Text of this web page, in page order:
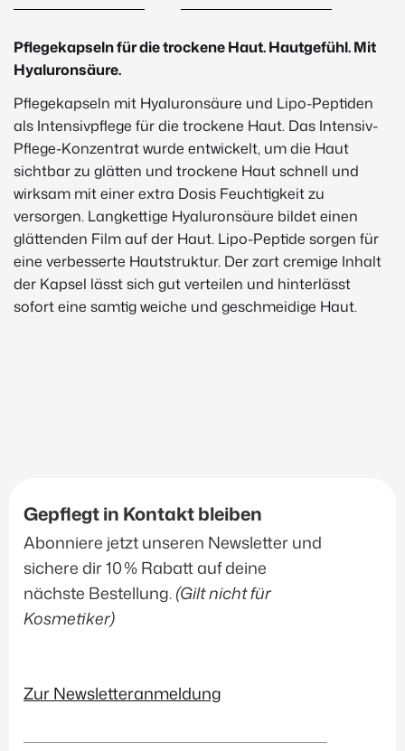
Beschreibung
Pflegekapseln für die trockene Haut. Hautgefühl. Mit
Hyaluronsäure.
Pflegekapseln mit Hyaluronsäure und Lipo-Peptiden
als Intensivpflege für die trockene Haut. Das Intensiv-
Pflege-Konzentrat wurde entwickelt, um die Haut
sichtbar zu glätten und trockene Haut schnell und
wirksam mit einer extra Dosis Feuchtigkeit zu
versorgen. Langkettige Hyaluronsäure bildet einen
glättenden Film auf der Haut. Lipo-Peptide sorgen für
eine verbesserte Hautstruktur. Der zart cremige Inhalt
der Kapsel lässt sich gut verteilen und hinterlässt
sofort eine samtig weiche und geschmeidige Haut.
Gepflegt in Kontakt bleiben
Abonniere jetzt unseren Newsletter und
sichere dir 10 % Rabatt auf deine
nächste Bestellung.(Gilt nicht für
Kosmetiker)
Zur Newsletteranmeldung